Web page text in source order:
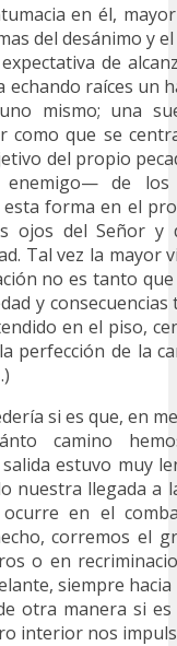
en él,
del desánimo y
de
echando raíces un
mismo; una
que se
del propio
de los
esta forma en el
ojos del Señor y
Tal vez la mayor
no es tanto
y
en el piso,
perfección de la
si es que, en
camino
estuvo muy
nuestra llegada a
en el
corremos el
o en
siempre
otra manera si
interior nos